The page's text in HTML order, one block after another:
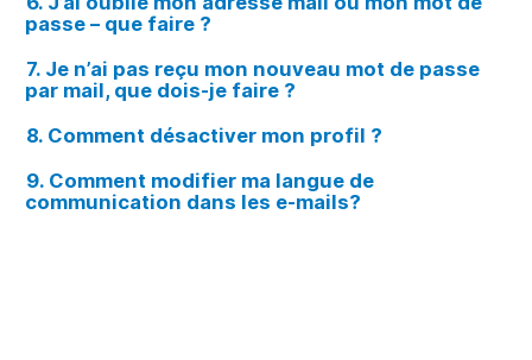
passe – que faire ?
7. Je n’ai pas reçu mon nouveau mot de passe
par mail, que dois-je faire ?
8. Comment désactiver mon profil ?
9. Comment modifier ma langue de
communication dans les e-mails?